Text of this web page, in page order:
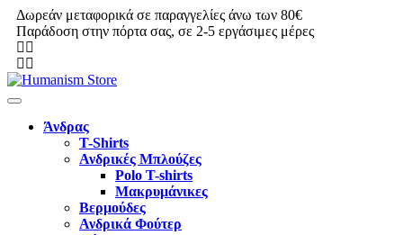
Δωρεάν μεταφορικά σε παραγγελίες άνω των 80€
Παράδοση στην πόρτα σας, σε 2-5 εργάσιμες μέρες
Άνδρας
T-Shirts
Ανδρικές Μπλούζες
Polo T-shirts
Μακρυμάνικες
Βερμούδες
Ανδρικά Φούτερ